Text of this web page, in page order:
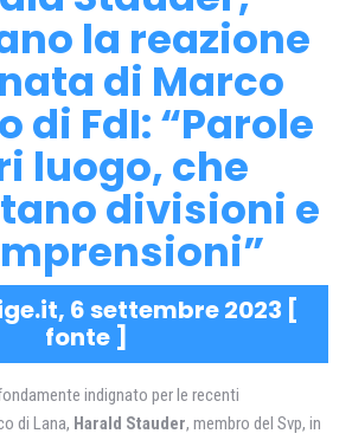
la reazione
di Marco
di FdI: “Parole
luogo, che
divisioni e
6 settembre 2023 [
fonte ]
indignato per le recenti
di Lana, Harald Stauder, membro del Svp, in